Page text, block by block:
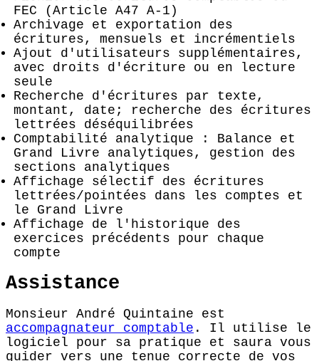
FEC (Article A47 A-1)
Archivage et exportation des
écritures, mensuels et incrémentiels
Ajout d'utilisateurs supplémentaires,
avec droits d'écriture ou en lecture
seule
Recherche d'écritures par texte,
montant, date; recherche des écritures
lettrées déséquilibrées
Comptabilité analytique : Balance et
Grand Livre analytiques, gestion des
sections analytiques
Affichage sélectif des écritures
lettrées/pointées dans les comptes et
le Grand Livre
Affichage de l'historique des
exercices précédents pour chaque
compte
Assistance
Monsieur André Quintaine est
accompagnateur comptable . Il utilise le
logiciel pour sa pratique et saura vous
guider vers une tenue correcte de vos